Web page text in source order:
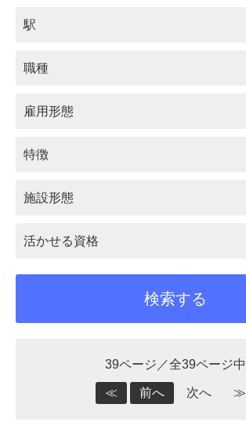
駅
職種
雇用形態
特徴
施設形態
活かせる資格
39ページ／全39ページ中
≪ 前へ 次へ ≫